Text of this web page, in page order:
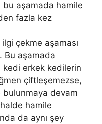
aşamada hamile
fazla kez
çekme aşaması
Bu aşamada
kedi erkek kedilerin
çiftleşemezse,
devam
hamile
da aynı şey